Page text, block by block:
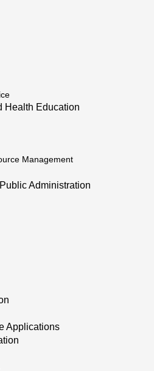
Health Education
Management
Administration
Applications